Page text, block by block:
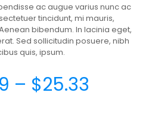
ac augue varius nunc ac
tincidunt, mi mauris,
bibendum. In lacinia eget,
Sed sollicitudin posuere, nibh
quis, ipsum.
– $25.33